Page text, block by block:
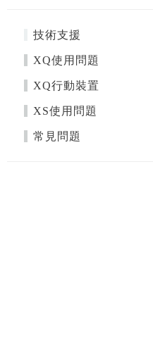
技術支援
XQ使用問題
XQ行動裝置
XS使用問題
常見問題